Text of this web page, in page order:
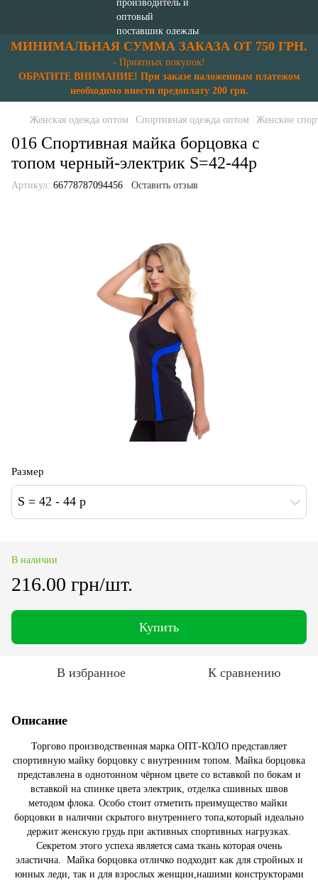
МИНИМАЛЬНАЯ СУММА ЗАКАЗА ОТ 750 ГРН.
- Приятных покупок!
ОБРАТИТЕ ВНИМАНИЕ! При заказе наложенным платежом
необходимо внести предоплату 200 грн.
Женская одежда оптом Спортивная одежда оптом Женские
016 Спортивная майка борцовка с
топом черный-электрик S=42-44p
Артикул: 66778787094456 Оставить отзыв
Размер
S = 42 - 44 p
В наличии
216.00 грн/шт.
Купить
В избранное К сравнению
Описание
Торгово производственная марка ОПТ-КОЛО представляет
спортивную майку борцовку с внутренним топом. Майка борцовка
представлена в однотонном чёрном цвете со вставкой по бокам и
вставкой на спинке цвета электрик, отделка сшивных швов
методом флока. Особо стоит отметить преимущество майки
борцовки в наличии скрытого внутреннего топа,который идеально
держит женскую грудь при активных спортивных нагрузках.
Секретом этого успеха является сама ткань которая очень
эластична. Майка борцовка отличко подходит как для стройных и
юнных леди, так и для взрослых женщин,нашими конструкторами